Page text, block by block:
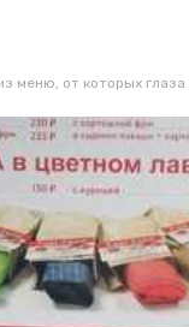
меню, от которых